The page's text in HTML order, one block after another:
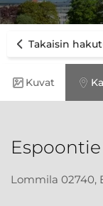
Takaisin
Kuvat
Espoontie
Lommila 02740,